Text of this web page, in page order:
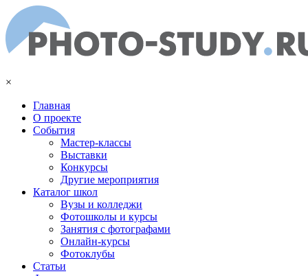
Перейти к основному содержанию
×
Главная
О проекте
События
Мастер-классы
Выставки
Конкурсы
Другие мероприятия
Каталог школ
Вузы и колледжи
Фотошколы и курсы
Занятия с фотографами
Онлайн-курсы
Фотоклубы
Статьи